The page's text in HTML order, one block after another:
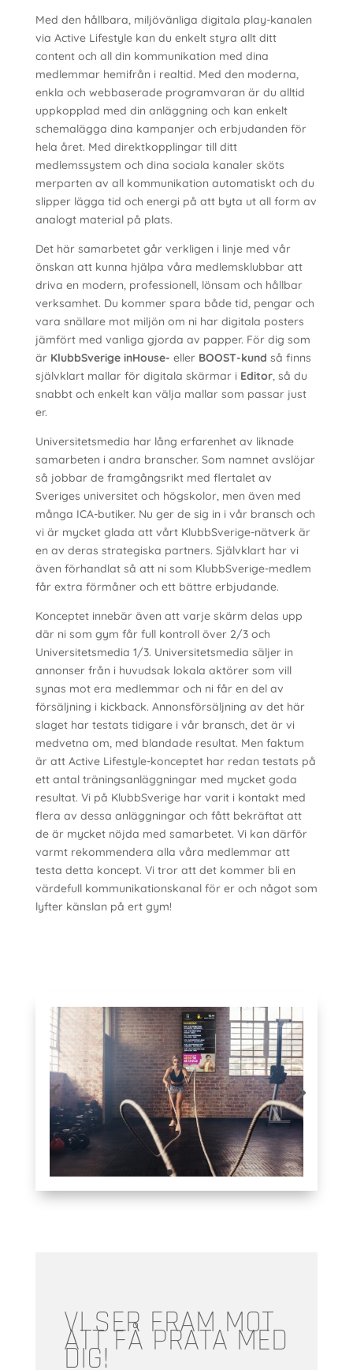
Med den hållbara, miljövänliga digitala play-kanalen
via Active Lifestyle kan du enkelt styra allt ditt
content och all din kommunikation med dina
medlemmar hemifrån i realtid. Med den moderna,
enkla och webbaserade programvaran är du alltid
uppkopplad med din anläggning och kan enkelt
schemalägga dina kampanjer och erbjudanden för
hela året. Med direktkopplingar till ditt
medlemssystem och dina sociala kanaler sköts
merparten av all kommunikation automatiskt och du
slipper lägga tid och energi på att byta ut all form av
analogt material på plats.
Det här samarbetet går verkligen i linje med vår
önskan att kunna hjälpa våra medlemsklubbar att
driva en modern, professionell, lönsam och hållbar
verksamhet. Du kommer spara både tid, pengar och
vara snällare mot miljön om ni har digitala posters
jämfört med vanliga gjorda av papper. För dig som
är KlubbSverige inHouse- eller BOOST-kund så finns
självklart mallar för digitala skärmar i Editor, så du
snabbt och enkelt kan välja mallar som passar just
er.
Universitetsmedia har lång erfarenhet av liknade
samarbeten i andra branscher. Som namnet avslöjar
så jobbar de framgångsrikt med flertalet av
Sveriges universitet och högskolor, men även med
många ICA-butiker. Nu ger de sig in i vår bransch och
vi är mycket glada att vårt KlubbSverige-nätverk är
en av deras strategiska partners. Självklart har vi
även förhandlat så att ni som KlubbSverige-medlem
får extra förmåner och ett bättre erbjudande.
Konceptet innebär även att varje skärm delas upp
där ni som gym får full kontroll över 2/3 och
Universitetsmedia 1/3. Universitetsmedia säljer in
annonser från i huvudsak lokala aktörer som vill
synas mot era medlemmar och ni får en del av
försäljning i kickback. Annonsförsäljning av det här
slaget har testats tidigare i vår bransch, det är vi
medvetna om, med blandade resultat. Men faktum
är att Active Lifestyle-konceptet har redan testats på
ett antal träningsanläggningar med mycket goda
resultat. Vi på KlubbSverige har varit i kontakt med
flera av dessa anläggningar och fått bekräftat att
de är mycket nöjda med samarbetet. Vi kan därför
varmt rekommendera alla våra medlemmar att
testa detta koncept. Vi tror att det kommer bli en
värdefull kommunikationskanal för er och något som
lyfter känslan på ert gym!
VI SER FRAM MOT
ATT FÅ PRATA MED
DIG!